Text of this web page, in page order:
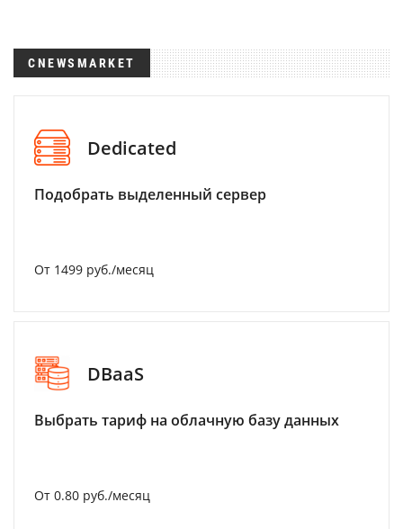
CNEWSMARKET
Dedicated
Подобрать выделенный сервер
От 1499 руб./месяц
DBaaS
Выбрать тариф на облачную базу данных
От 0.80 руб./месяц